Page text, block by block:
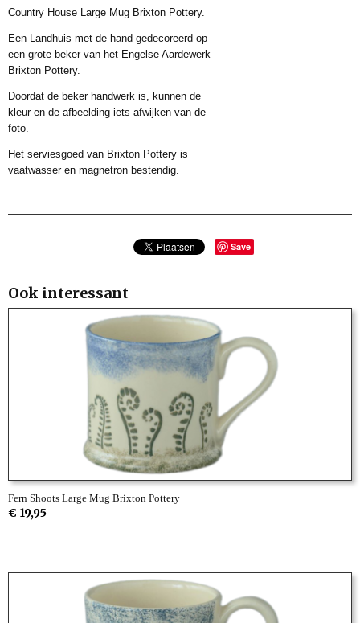
Productcode leverancier
Afmetingen (l,b,h)
0 x 0 x 8 cm
Country House Large Mug Brixton Pottery.
Een Landhuis met de hand gedecoreerd op
een grote beker van het Engelse Aardewerk
Brixton Pottery.
Doordat de beker handwerk is, kunnen de
kleur en de afbeelding iets afwijken van de
foto.
Het serviesgoed van Brixton Pottery is
vaatwasser en magnetron bestendig.
Save
Ook interessant
Fern Shoots Large Mug Brixton Pottery
€ 19,95